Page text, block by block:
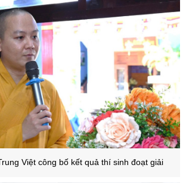
Việt công bố kết quả thí sinh đoạt giải